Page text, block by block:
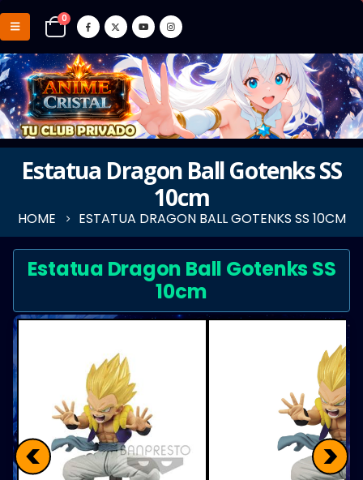
0
Estatua Dragon Ball Gotenks SS
10cm
HOME ESTATUA DRAGON BALL GOTENKS SS 10CM
Estatua Dragon Ball Gotenks SS
10cm
< >